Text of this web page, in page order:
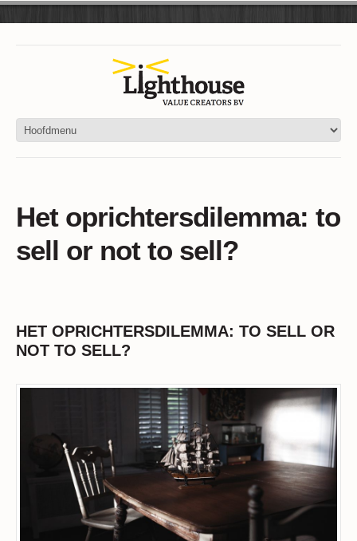
Het oprichtersdilemma: to
sell or not to sell?
HET OPRICHTERSDILEMMA: TO SELL OR
NOT TO SELL?